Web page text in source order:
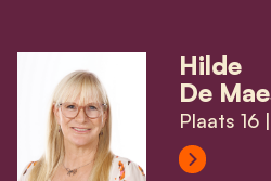
Hilde
De
Plaats 16 |
View